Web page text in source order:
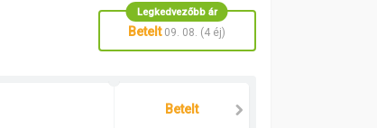
Legkedvezőbb ár
Betelt 09. 08. (4 éj)
Betelt